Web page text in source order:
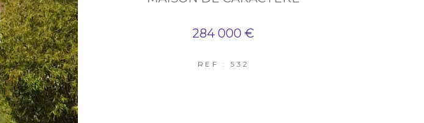
284 000 €
REF : 532